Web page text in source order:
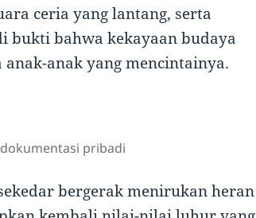
ceria yang lantang, serta
bukti bahwa kekayaan budaya
anak yang mencintainya.
pribadi
bergerak menirukan heran